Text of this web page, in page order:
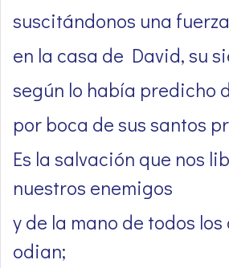
suscitándonos una
en la casa de David, su
según lo había predicho
por boca de sus santos
Es la salvación que nos
nuestros enemigos
y de la mano de todos los
odian;